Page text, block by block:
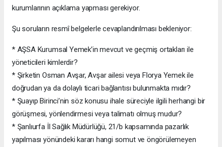
kurumlarının açıklama yapması gerekiyor.
Şu soruların resmî belgelerle cevaplandırılması bekleniyor:
* AŞSA Kurumsal Yemek’in mevcut ve geçmiş ortakları ile
yöneticileri kimlerdir?
* Şirketin Osman Avşar, Avşar ailesi veya Florya Yemek ile
doğrudan ya da dolaylı ticari bağlantısı bulunmakta mıdır?
* Şuayıp Birinci’nin söz konusu ihale süreciyle ilgili herhangi bir
görüşmesi, yönlendirmesi veya talimatı olmuş mudur?
* Şanlıurfa İl Sağlık Müdürlüğü, 21/b kapsamında pazarlık
yapılması yönündeki kararı hangi somut ve öngörülemeyen